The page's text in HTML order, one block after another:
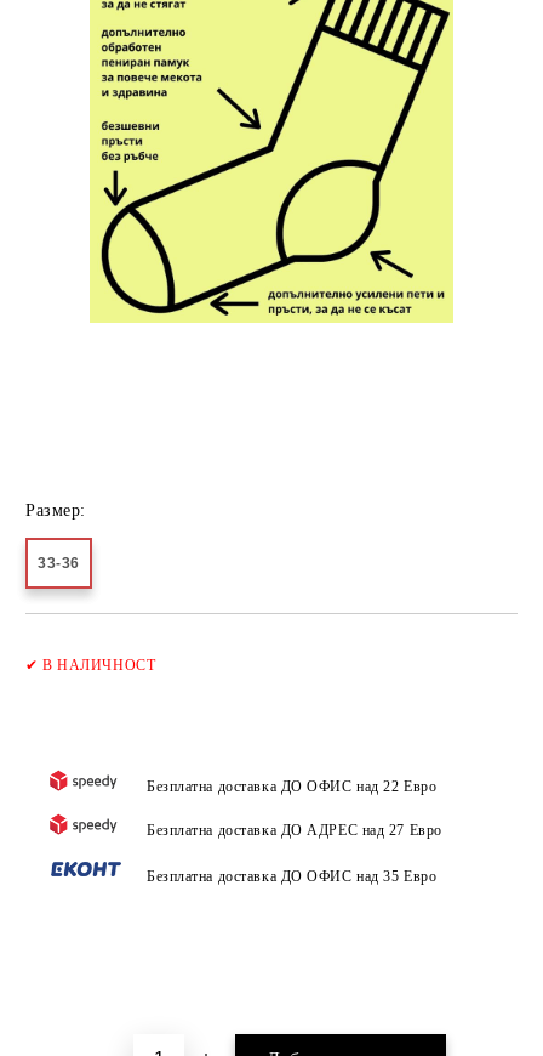
Размер:
33-36
✔В НАЛИЧНОСТ
Безплатна доставка ДО ОФИС над 22 Евро
Безплатна доставка ДО АДРЕС над 27 Евро
Безплатна доставка ДО ОФИС над 35 Евро